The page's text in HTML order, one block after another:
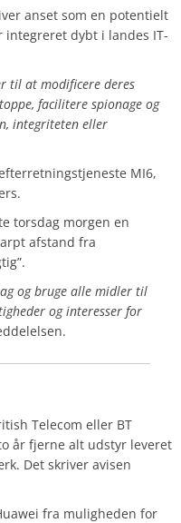
anset som en potentielt
dybt i landes IT-
til at modificere deres
facilitere spionage og
integriteten eller
MI6,
torsdag morgen en
afstand fra
og bruge alle midler til
og interesser for
Telecom eller BT
år fjerne alt udstyr leveret
Det skriver avisen
fra muligheden for